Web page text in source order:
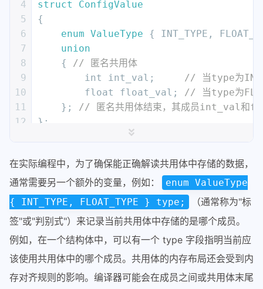
4
5
6
7
8
9
10
11
12
15
16
17
18
19
20
21
23
struct
ConfigValue
{
enum ValueType { INT_TYPE,
union
    {
// 匿名共用体
int
int_val; // 当type为
float
float_val; // 当type为
    };
// 匿名共用体结束，其成员int_val和
};
{
    ConfigValue cv;
    cv.type = ConfigValue::INT_TYPE;
    cv.int_val =
100; // 直接访问匿名共用
    cout <<
"Integer value: " <<
    cv.float_val =
3.14f; // 给float_val
在实际编程中，为了确保能正确解读共用体中存储的数据，
通常需要另一个额外的变量，例如：
enum ValueType
{ INT_TYPE, FLOAT_TYPE } type;
（通常称为"标
签"或"判别式"）来记录当前共用体中存储的是哪个成员。
例如，在一个结构体中，可以有一个 type 字段指明当前应
该使用共用体中的哪个成员。共用体的内存布局还会受到内
存对齐规则的影响。编译器可能会在成员之间或共用体末尾